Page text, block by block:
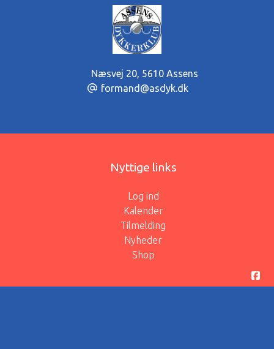
Næsvej 20, 5610 Assens
formand@asdyk.dk
Nyttige links
Log ind
Kalender
Tilmelding
Nyheder
Shop